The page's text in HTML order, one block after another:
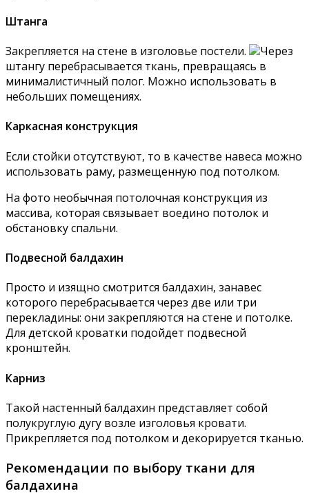
Штанга
Закрепляется на стене в изголовье постели.
Через
штангу перебрасывается ткань, превращаясь в
минималистичный полог. Можно использовать в
небольших помещениях.
Каркасная конструкция
Если стойки отсутствуют, то в качестве навеса можно
использовать раму, размещенную под потолком.
На фото необычная потолочная конструкция из
массива, которая связывает воедино потолок и
обстановку спальни.
Подвесной балдахин
Просто и изящно смотрится балдахин, занавес
которого перебрасывается через две или три
перекладины: они закрепляются на стене и потолке.
Для детской кроватки подойдет подвесной
кронштейн.
Карниз
Такой настенный балдахин представляет собой
полукруглую дугу возле изголовья кровати.
Прикрепляется под потолком и декорируется тканью.
Рекомендации по выбору ткани для
балдахина